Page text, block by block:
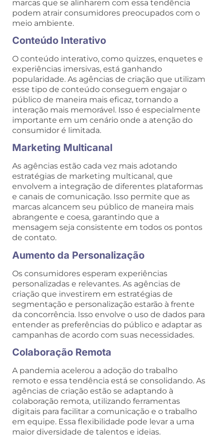
marcas que se alinharem com essa tendência
podem atrair consumidores preocupados com o
meio ambiente.
Conteúdo Interativo
O conteúdo interativo, como quizzes, enquetes e
experiências imersivas, está ganhando
popularidade. As agências de criação que utilizam
esse tipo de conteúdo conseguem engajar o
público de maneira mais eficaz, tornando a
interação mais memorável. Isso é especialmente
importante em um cenário onde a atenção do
consumidor é limitada.
Marketing Multicanal
As agências estão cada vez mais adotando
estratégias de marketing multicanal, que
envolvem a integração de diferentes plataformas
e canais de comunicação. Isso permite que as
marcas alcancem seu público de maneira mais
abrangente e coesa, garantindo que a
mensagem seja consistente em todos os pontos
de contato.
Aumento da Personalização
Os consumidores esperam experiências
personalizadas e relevantes. As agências de
criação que investirem em estratégias de
segmentação e personalização estarão à frente
da concorrência. Isso envolve o uso de dados para
entender as preferências do público e adaptar as
campanhas de acordo com suas necessidades.
Colaboração Remota
A pandemia acelerou a adoção do trabalho
remoto e essa tendência está se consolidando. As
agências de criação estão se adaptando à
colaboração remota, utilizando ferramentas
digitais para facilitar a comunicação e o trabalho
em equipe. Essa flexibilidade pode levar a uma
maior diversidade de talentos e ideias.